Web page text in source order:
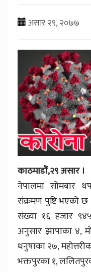
असार २९, २०७७
काठमाडौं,२९ असार ।
नेपालमा सोमबार
संक्रमण पुष्टि भएको छ
संख्या १६ हजार
अनुसार झापाका ४,
धनुषाका २७,
भक्तपुरका १,